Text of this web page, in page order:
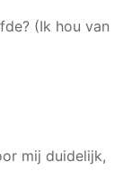
(Ik hou van
mij duidelijk,